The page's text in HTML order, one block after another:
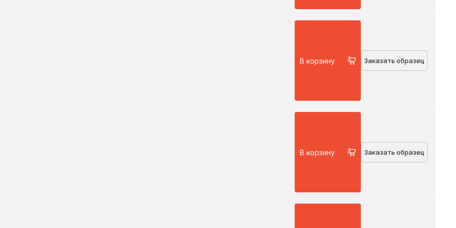
В корзину Заказать образец
В корзину Заказать образец